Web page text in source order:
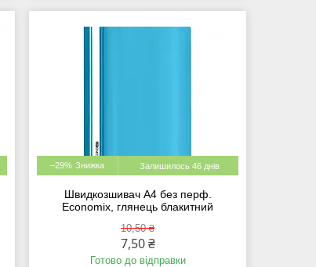
–29% Залишилось 46 днів
Швидкозшивач А4 без перф.
Economix, глянець блакитний
10,50 ₴
7,50 ₴
Готово до відправки